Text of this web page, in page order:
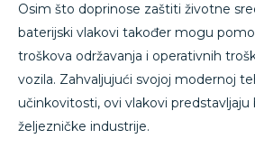
Osim što doprinose zaštiti životne
baterijski vlakovi također mogu
troškova održavanja i operativnih
vozila. Zahvaljujući svojoj modernoj
učinkovitosti, ovi vlakovi
željezničke industrije.